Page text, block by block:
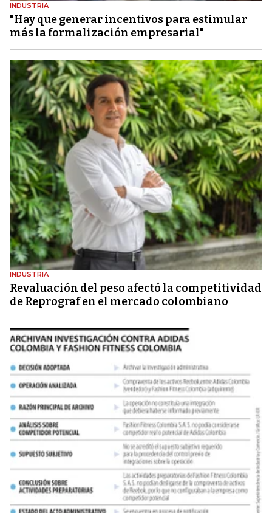
INDUSTRIA
"Hay que generar incentivos para estimular
más la formalización empresarial"
INDUSTRIA
Revaluación del peso afectó la competitividad
de Reprograf en el mercado colombiano